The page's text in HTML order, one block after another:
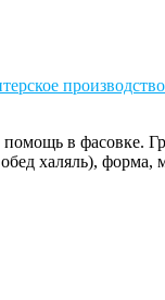
в фасовке.
халяль), форма,